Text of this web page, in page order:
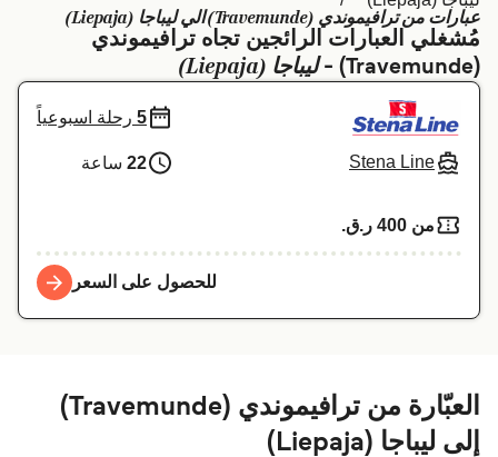
Deutschland
Schweiz (DE)
Norge
Україна
Indonesia
Maroc (FR)
عبارات من ترافيموندي (Travemunde) الي ليباجا (Liepaja)
مُشغلي العبارات الرائجين تجاه ترافيموندي
(Travemunde) -
ليباجا (Liepaja)
Stena Line
5 رحلة اسبوعياً
22 ساعة
من 400 ر.ق.‏
للحصول على السعر
العبّارة من ترافيموندي (Travemunde)
إلى ليباجا (Liepaja)